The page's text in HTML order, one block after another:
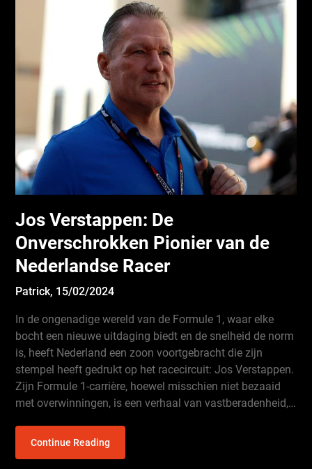
Jos Verstappen: De
Onverschrokken Pionier van de
Nederlandse Racer
Patrick, 15/02/2024
In de ongenadige wereld van de Formule 1, waar elke
bocht een nieuwe uitdaging biedt en de snelheid de norm
is, heeft Nederland een zoon voortgebracht die zijn
stempel heeft gedrukt op het racecircuit: Jos Verstappen.
Zijn Formule 1-carrière, hoewel misschien niet bezaaid
met overwinningen, is een verhaal van vastberadenheid,…
Continue Reading